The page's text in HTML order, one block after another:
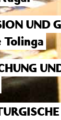
UND
Tolinga